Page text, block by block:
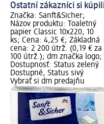
Ostatní zákazníci si
Značka: Sanft&Sicher;
Názov produktu: Toaletný
papier Classic 10x220, 10
ks; Cena: 4,25 €; Základná
cena: 2 200 útrž. (0,19 € za
100 útrž.); dm značka logo;
Dostupnosť: Status zelený
Dostupné, Status sivý
Vybrať si dm predajňu